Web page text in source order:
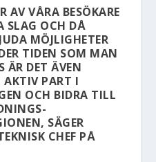
AV VÅRA BESÖKARE
SLAG OCH DÅ
MÖJLIGHETER
TIDEN SOM MAN
ÄR DET ÄVEN
PART I
OCH BIDRA TILL
SÄGER
CHEF PÅ